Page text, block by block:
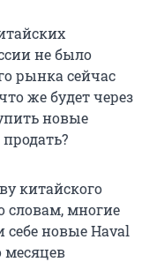
не было
рынка сейчас
же будет через
новые
китайского
словам, многие
новые Haval
месяцев